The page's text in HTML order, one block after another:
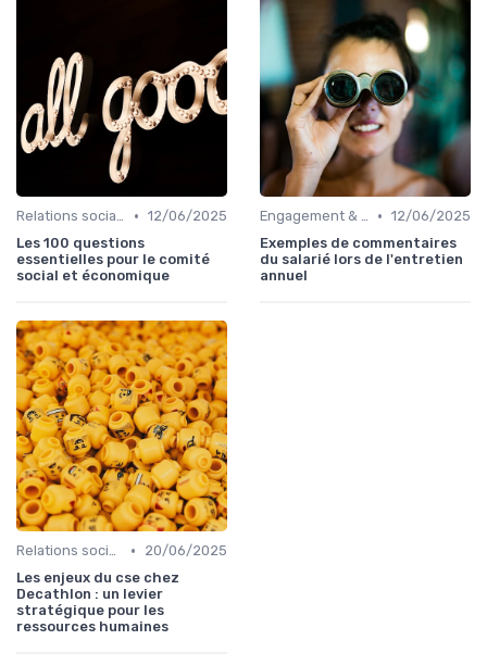
Relations sociales & dialogue social • 12/06/2025
Les 100 questions
essentielles pour le comité
social et économique
Engagement & motivation des collaborateurs • 12/06/2025
Exemples de commentaires
du salarié lors de l'entretien
annuel
Relations sociales & dialogue social •
20/06/2025
Les enjeux du cse chez
Decathlon : un levier
stratégique pour les
ressources humaines